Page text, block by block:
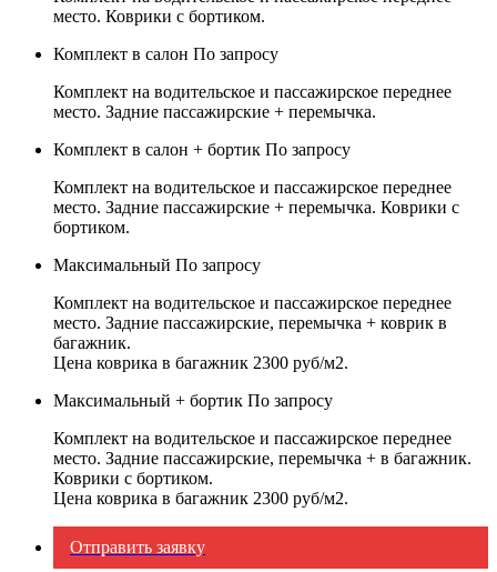
место. Коврики с бортиком.
Комплект в салон По запросу
Комплект на водительское и пассажирское переднее
место. Задние пассажирские + перемычка.
Комплект в салон + бортик По запросу
Комплект на водительское и пассажирское переднее
место. Задние пассажирские + перемычка. Коврики с
бортиком.
Максимальный По запросу
Комплект на водительское и пассажирское переднее
место. Задние пассажирские, перемычка + коврик в
багажник.
Цена коврика в багажник 2300 руб/м2.
Максимальный + бортик По запросу
Комплект на водительское и пассажирское переднее
место. Задние пассажирские, перемычка + в багажник.
Коврики с бортиком.
Цена коврика в багажник 2300 руб/м2.
Отправить заявку